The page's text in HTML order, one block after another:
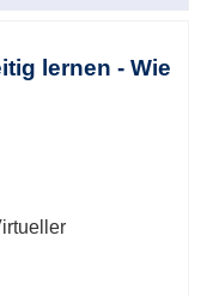
lernen - Wie